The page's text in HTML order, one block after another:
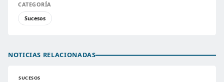
CATEGORÍA
Sucesos
NOTICIAS RELACIONADAS
SUCESOS